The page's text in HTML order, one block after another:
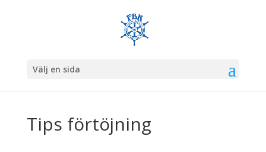
Välj en sida
Tips förtöjning